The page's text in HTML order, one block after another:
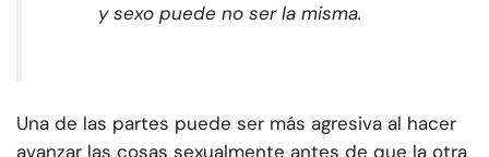
y sexo puede no ser la misma.
Una de las partes puede ser más agresiva al hacer
avanzar las cosas sexualmente antes de que la otra